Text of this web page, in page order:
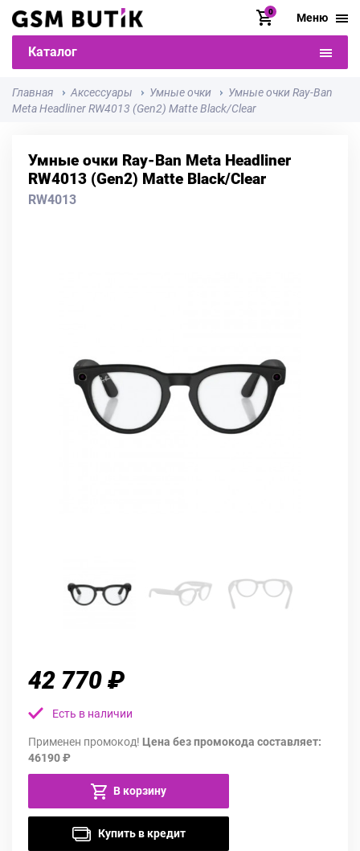
0 Меню
Каталог
Главная Аксессуары Умные очки
Умные очки Ray-Ban
Meta Headliner RW4013 (Gen2) Matte Black/Clear
Умные очки Ray-Ban Meta Headliner
RW4013 (Gen2) Matte Black/Clear
RW4013
42 770 ₽
Есть в наличии
Применен промокод! Цена без промокода составляет:
46190 ₽
В корзину
Купить в кредит